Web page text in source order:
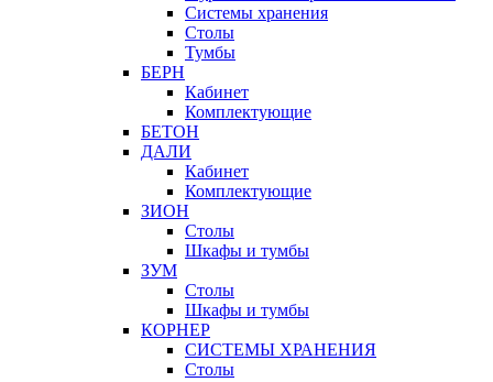
Системы хранения
Столы
Тумбы
БЕРН
Кабинет
Комплектующие
БЕТОН
ДАЛИ
Кабинет
Комплектующие
ЗИОН
Столы
Шкафы и тумбы
ЗУМ
Столы
Шкафы и тумбы
КОРНЕР
СИСТЕМЫ ХРАНЕНИЯ
Столы